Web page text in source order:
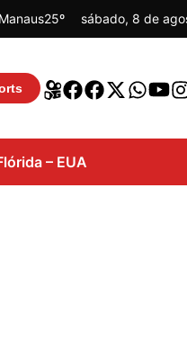
Manaus25º sábado, 8 de
– EUA